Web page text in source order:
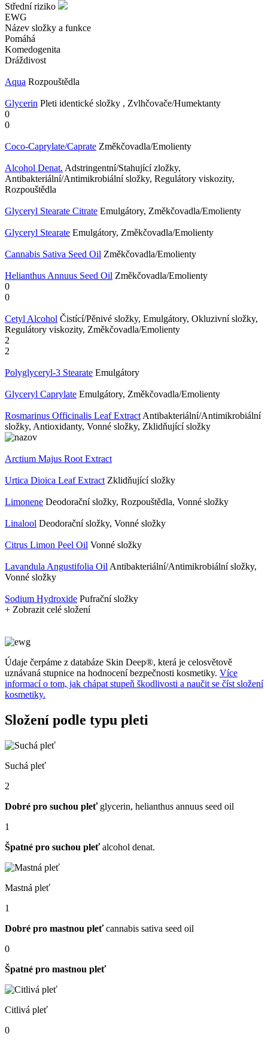
Střední riziko
EWG
Název složky a funkce
Pomáhá
Komedogenita
Dráždivost
Aqua Rozpouštědla
Glycerin Pleti identické složky , Zvlhčovače/Humektanty
0
0
Coco-Caprylate/Caprate Změkčovadla/Emolienty
Alcohol Denat. Adstringentní/Stahující zložky,
Antibakteriální/Antimikrobiální složky, Regulátory viskozity,
Rozpouštědla
Glyceryl Stearate Citrate Emulgátory, Změkčovadla/Emolienty
Glyceryl Stearate Emulgátory, Změkčovadla/Emolienty
Cannabis Sativa Seed Oil Změkčovadla/Emolienty
Helianthus Annuus Seed Oil Změkčovadla/Emolienty
0
0
Cetyl Alcohol Čistící/Pěnivé složky, Emulgátory, Okluzivní složky,
Regulátory viskozity, Změkčovadla/Emolienty
2
2
Polyglyceryl-3 Stearate Emulgátory
Glyceryl Caprylate Emulgátory, Změkčovadla/Emolienty
Rosmarinus Officinalis Leaf Extract Antibakteriální/Antimikrobiální
složky, Antioxidanty, Vonné složky, Zklidňující složky
Arctium Majus Root Extract
Urtica Dioica Leaf Extract Zklidňující složky
Limonene Deodorační složky, Rozpouštědla, Vonné složky
Linalool Deodorační složky, Vonné složky
Citrus Limon Peel Oil Vonné složky
Lavandula Angustifolia Oil Antibakteriální/Antimikrobiální složky,
Vonné složky
Sodium Hydroxide Pufrační složky
+ Zobrazit celé složení
Údaje čerpáme z databáze Skin Deep®, která je celosvětově
uznávaná stupnice na hodnocení bezpečnosti kosmetiky. Více
informací o tom, jak chápat stupeň škodlivosti a naučit se číst složení
kosmetiky.
Složení podle typu pleti
Suchá pleť
2
Dobré pro suchou pleť glycerin, helianthus annuus seed oil
1
Špatné pro suchou pleť alcohol denat.
Mastná pleť
1
Dobré pro mastnou pleť cannabis sativa seed oil
0
Špatné pro mastnou pleť
Citlivá pleť
0